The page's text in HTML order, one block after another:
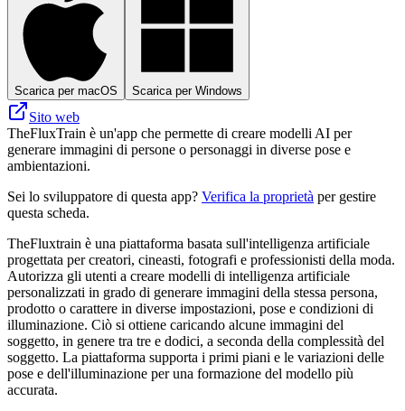
Scarica per macOS Scarica per Windows
Sito web
TheFluxTrain è un'app che permette di creare modelli AI per
generare immagini di persone o personaggi in diverse pose e
ambientazioni.
Sei lo sviluppatore di questa app? Verifica la proprietà per gestire
questa scheda.
TheFluxtrain è una piattaforma basata sull'intelligenza artificiale
progettata per creatori, cineasti, fotografi e professionisti della moda.
Autorizza gli utenti a creare modelli di intelligenza artificiale
personalizzati in grado di generare immagini della stessa persona,
prodotto o carattere in diverse impostazioni, pose e condizioni di
illuminazione. Ciò si ottiene caricando alcune immagini del
soggetto, in genere tra tre e dodici, a seconda della complessità del
soggetto. La piattaforma supporta i primi piani e le variazioni delle
pose e dell'illuminazione per una formazione del modello più
accurata.